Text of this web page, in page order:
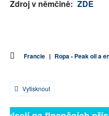
Zdroj v němčině: ZDE
Francie | Ropa - Peak oil a
Vytisknout